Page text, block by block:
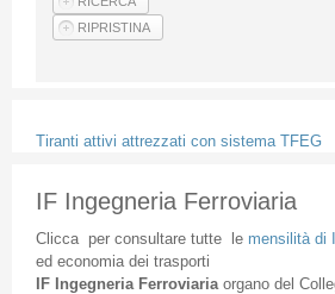
Tiranti attivi attrezzati con sistema TFEG
IF Ingegneria Ferroviaria
Cliccaper consultare tuttele mensilità di
ed economia dei trasporti
IF Ingegneria Ferroviaria organodel